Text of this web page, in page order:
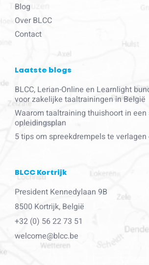
Blog
Over BLCC
Contact
Laatste blogs
BLCC, Lerian-Online en Learnlight
voor zakelijke taaltrainingen in België
Waarom taaltraining thuishoort in een
opleidingsplan
5 tips om spreekdrempels te
BLCC Kortrijk
President Kennedylaan 9B
8500 Kortrijk, België
+32 (0) 56 22 73 51
welcome@blcc.be